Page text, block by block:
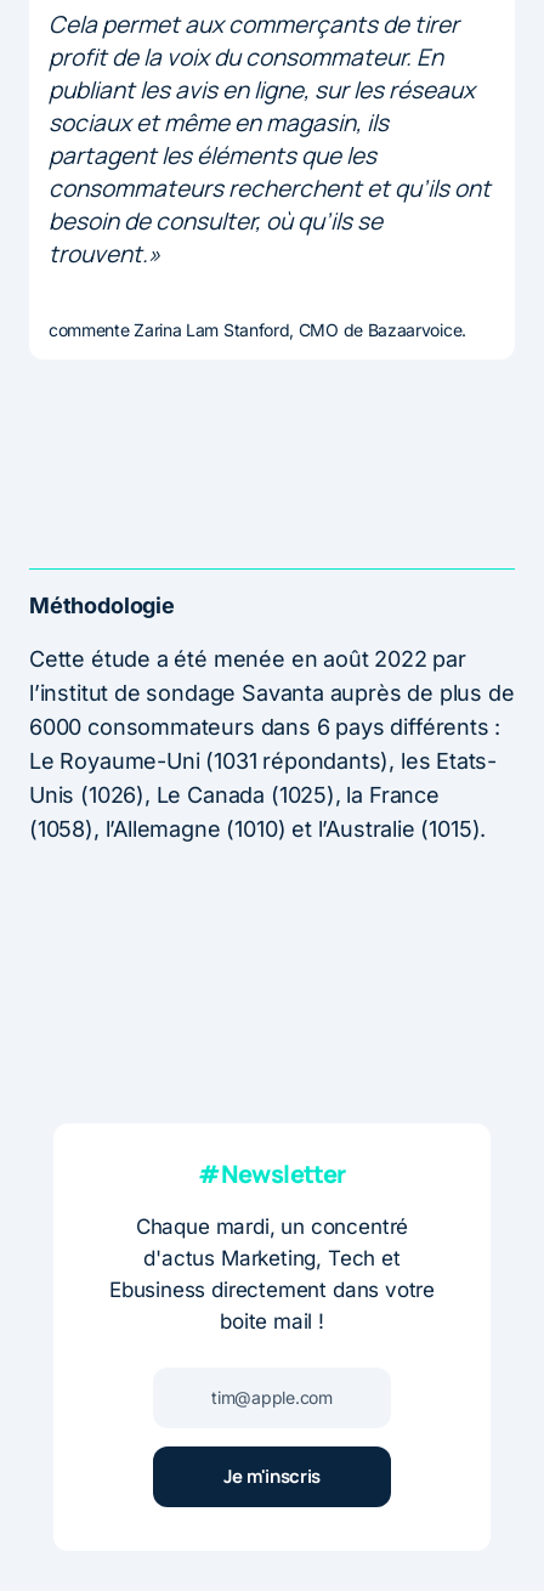
Cela permet aux commerçants de tirer
profit de la voix du consommateur. En
publiant les avis en ligne, sur les réseaux
sociaux et même en magasin, ils
partagent les éléments que les
consommateurs recherchent et qu’ils ont
besoin de consulter, où qu’ils se
trouvent.»
commente Zarina Lam Stanford, CMO de Bazaarvoice.
Méthodologie
Cette étude a été menée en août 2022 par
l’institut de sondage Savanta auprès de plus de
6000 consommateurs dans 6 pays différents :
Le Royaume-Uni (1031 répondants), les Etats-
Unis (1026), Le Canada (1025), la France
(1058), l’Allemagne (1010) et l’Australie (1015).
#Newsletter
Chaque mardi, un concentré
d'actus Marketing, Tech et
Ebusiness directement dans votre
boite mail !